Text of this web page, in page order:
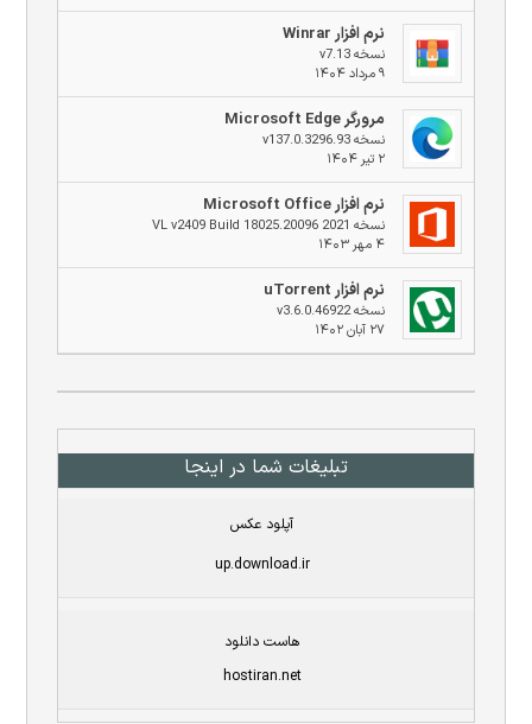
نرم افزار Winrar
نسخه v7.13
۹ مرداد ۱۴۰۴
مرورگر Microsoft Edge
نسخه v137.0.3296.93
۲ تیر ۱۴۰۴
نرم افزار Microsoft Office
نسخه 2021 VL v2409 Build 18025.20096
۴ مهر ۱۴۰۳
نرم افزار uTorrent
نسخه v3.6.0.46922
۲۷ آبان ۱۴۰۲
تبلیغات شما در اینجا
آپلود عکس
up.download.ir
هاست دانلود
hostiran.net